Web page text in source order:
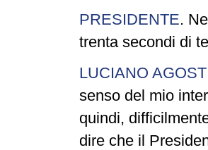
PRESIDENTE.
trenta secondi di
LUCIANO
senso del mio
quindi,
dire che il